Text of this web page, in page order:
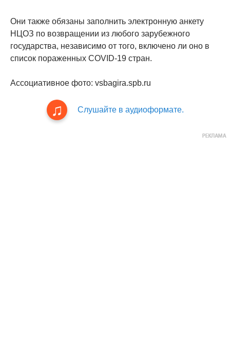
Они также обязаны заполнить электронную анкету
НЦОЗ по возвращении из любого зарубежного
государства, независимо от того, включено ли оно в
список пораженных COVID-19 стран.
Ассоциативное фото: vsbagira.spb.ru
Слушайте в аудиоформате.